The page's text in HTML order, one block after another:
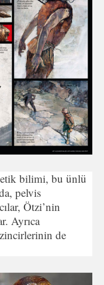
bilimi, bu ünlü
pelvis
Ötzi’nin
Ayrıca
de